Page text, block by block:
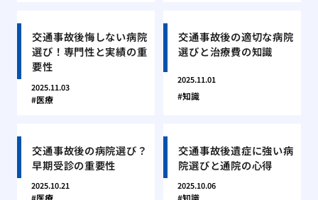
交通事故後悔しない病院
選び！専門性と実績の重
要性
2025.11.03
医療
交通事故後の適切な病院
選びと治療費の知識
2025.11.01
知識
交通事故後の病院選び？
早期受診の重要性
2025.10.21
交通事故後遺症に強い病
院選びと通院の心得
2025.10.06